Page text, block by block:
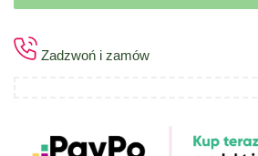
Zadzwoń i zamów